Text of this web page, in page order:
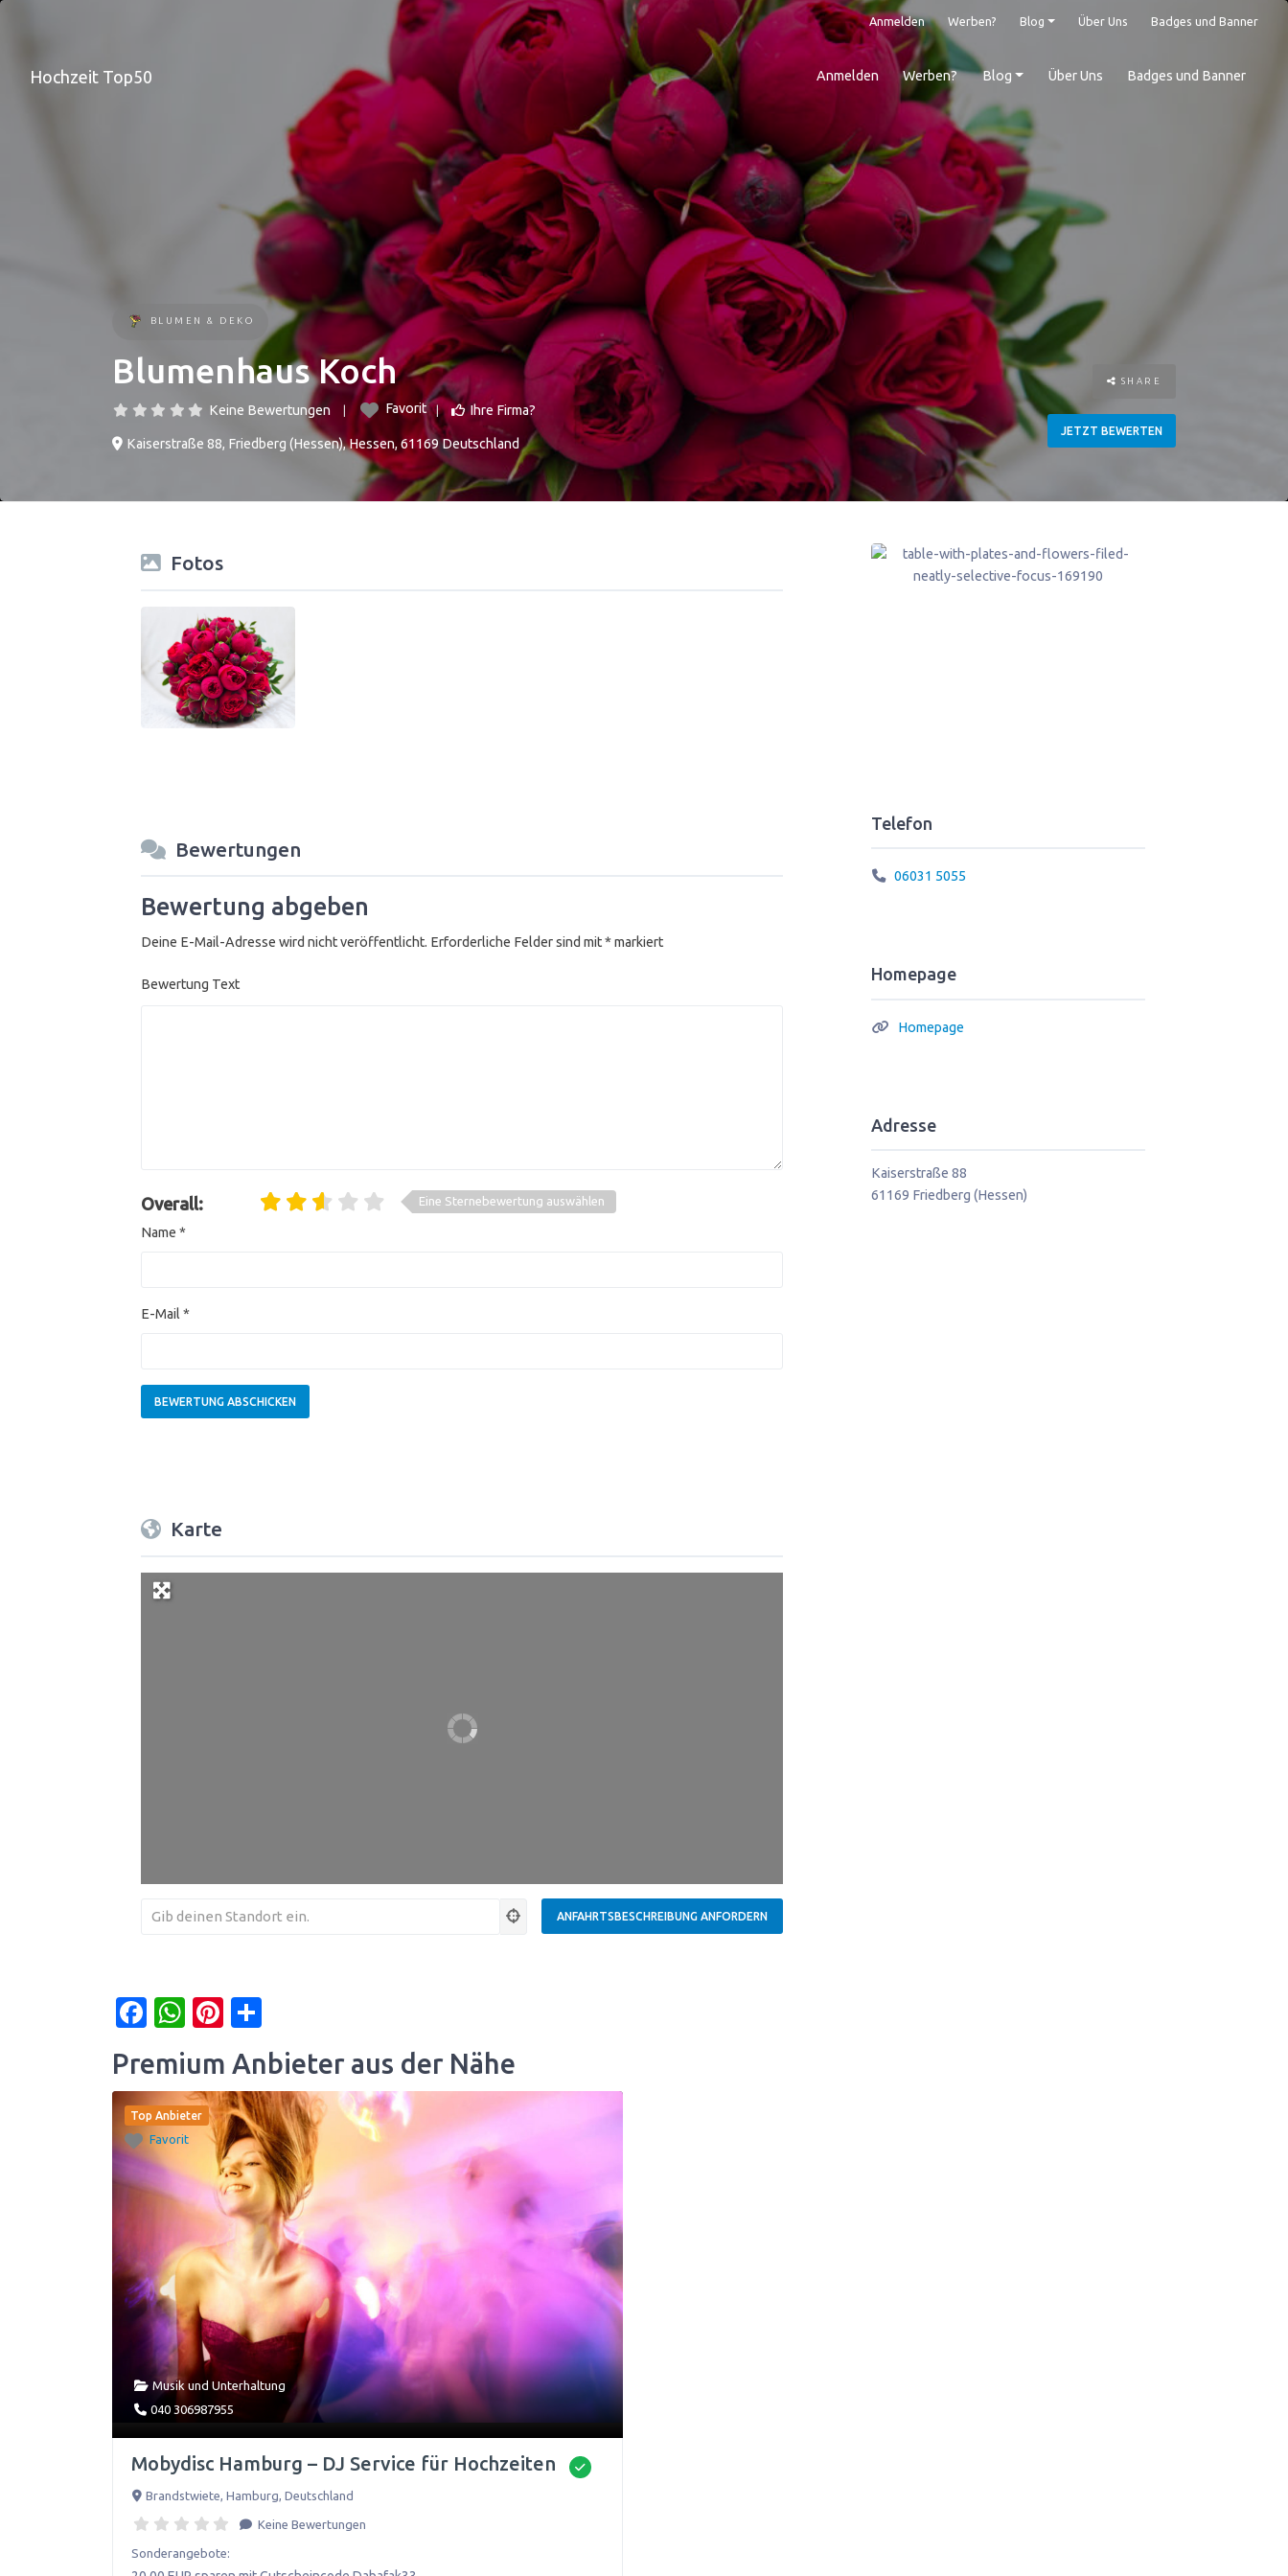
Anmelden Werben? Blog Über Uns Badges und Banner
Hochzeit Top50 Anmelden Werben? Blog Über Uns Badges und Banner
BLUMEN & DEKO
Blumenhaus Koch
Keine Bewertungen Favorit Ihre Firma?
Kaiserstraße 88, Friedberg (Hessen),Hessen,61169Deutschland
SHARE
JETZT BEWERTEN
Fotos
Bewertungen
Bewertung abgeben
Deine E-Mail-Adresse wird nicht veröffentlicht. Erforderliche Felder sind mit*markiert
Bewertung Text
Overall: Eine Sternebewertung auswählen
Name *
E-Mail*
Karte
Facebook
WhatsApp
Pinterest
Telefon
06031 5055
Homepage
Homepage
Adresse
Kaiserstraße 88
61169 Friedberg (Hessen)
Premium Anbieter aus der Nähe
Top Anbieter
Favorit
Musik und Unterhaltung
040 306987955
Mobydisc Hamburg – DJ Service für Hochzeiten
Brandstwiete Hamburg Deutschland
Keine Bewertungen
Sonderangebote: